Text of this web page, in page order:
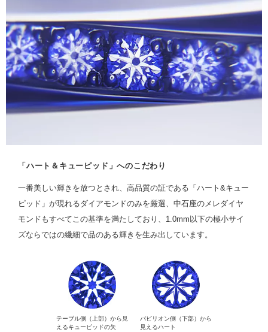
「ハート＆キューピッド」へのこだわり
一番美しい輝きを放つとされ、高品質の証である「ハート&キュー
ピッド」が現れるダイアモンドのみを厳選、中石座のメレダイヤ
モンドもすべてこの基準を満たしており、1.0mm以下の極小サイ
ズならではの繊細で品のある輝きを生み出しています。
テーブル側（上部）から見
えるキューピッドの矢
パビリオン側（下部）から
見えるハート